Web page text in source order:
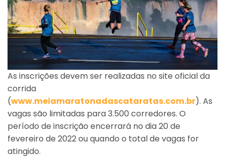
As inscrições devem ser realizadas no site oficial da
corrida
(www.meiamaratonadascataratas.com.br). As
vagas são limitadas para 3.500 corredores. O
período de inscrição encerrará no dia 20 de
fevereiro de 2022 ou quando o total de vagas for
atingido.